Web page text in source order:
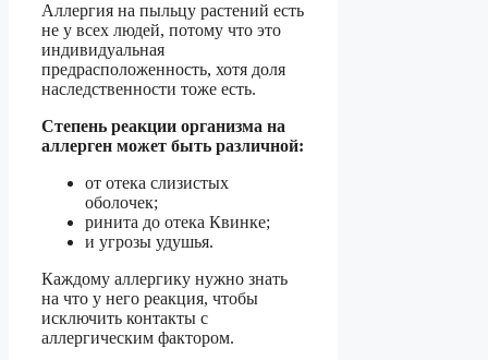
Аллергия на пыльцу растений есть
не у всех людей, потому что это
индивидуальная
предрасположенность, хотя доля
наследственности тоже есть.
Степень реакции организма на
аллерген может быть различной:
от отека слизистых
оболочек;
ринита до отека Квинке;
и угрозы удушья.
Каждому аллергику нужно знать
на что у него реакция, чтобы
исключить контакты с
аллергическим фактором.